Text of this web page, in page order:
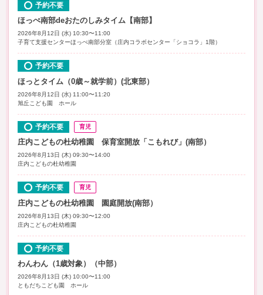
予約不要
ほっぺ南部deおたのしみタイム【南部】
2026年8月12日 (水) 10:30〜11:00
子育て支援センターほっぺ南部分室（庄内コラボセンター「ショコラ」1階）
予約不要
ほっとタイム（0歳～就学前）(北東部）
2026年8月12日 (水) 11:00〜11:20
旭丘こども園 ホール
予約不要 育児
庄内こどもの杜幼稚園 保育室開放「こもれび」(南部）
2026年8月13日 (木) 09:30〜14:00
庄内こどもの杜幼稚園
予約不要 育児
庄内こどもの杜幼稚園 園庭開放(南部）
2026年8月13日 (木) 09:30〜12:00
庄内こどもの杜幼稚園
予約不要
わんわん（1歳対象）（中部）
2026年8月13日 (木) 10:00〜11:00
ともだちこども園 ホール